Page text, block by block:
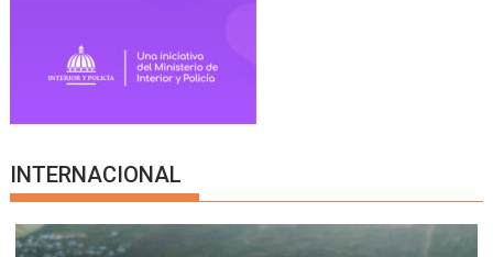
INTERNACIONAL